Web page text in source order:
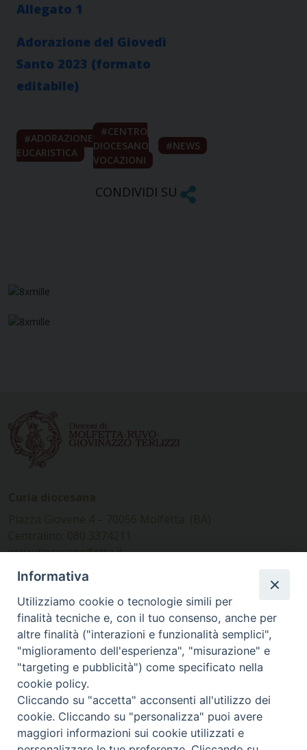
Allegato 1
Adorazione del Giovedì
Santo 2023 (formato
editabile)
ADORAZIONE
EUCARISTICA
CENTRO
DIOCESANO
VOCAZIONI
NEWS
CONDIVIDI SU
www.diocesimolfetta.it –
diocesimolfetta@pec.chiesacattolica.it
Ufficio Comunicazioni sociali
Piazza Giovene 4 – 70056 Molfetta (BA)
comunicazionisociali@diocesimolfetta.it
SEGUICI SU
Facebook
Instagram
X YouTube
Feed
Informativa
Utilizziamo cookie o tecnologie simili per
finalità tecniche e, con il tuo consenso, anche per
altre finalità ("interazioni e funzionalità semplici",
"miglioramento dell'esperienza", "misurazione" e
"targeting e pubblicità") come specificato nella
cookie policy.
Cliccando su "accetta" acconsenti all'utilizzo dei
cookie. Cliccando su "personalizza" puoi avere
maggiori informazioni sui cookie utilizzati e